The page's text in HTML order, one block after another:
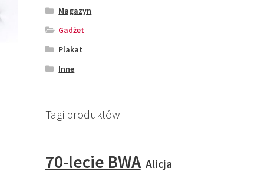
Magazyn
Gadżet
Plakat
Inne
Tagi produktów
70-lecie BWA Alicja